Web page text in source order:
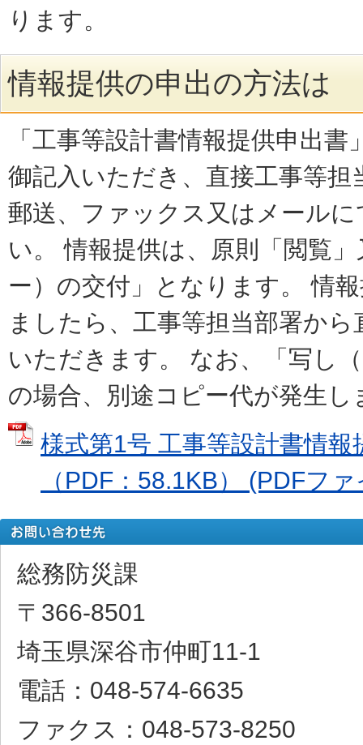
ります。
情報提供の申出の方法は
「工事等設計書情報提供申出
御記入いただき、直接工事等担
郵送、ファックス又はメール
い。 情報提供は、原則「閲覧
ー）の交付」となります。 情
ましたら、工事等担当部署か
いただきます。 なお、「写し
の場合、別途コピー代が発生
様式第1号 工事等設計書情報
（PDF：58.1KB） (PDFフ
総務防災課
〒366-8501
埼玉県深谷市仲町11-1
電話：048-574-6635
ファクス：048-573-8250